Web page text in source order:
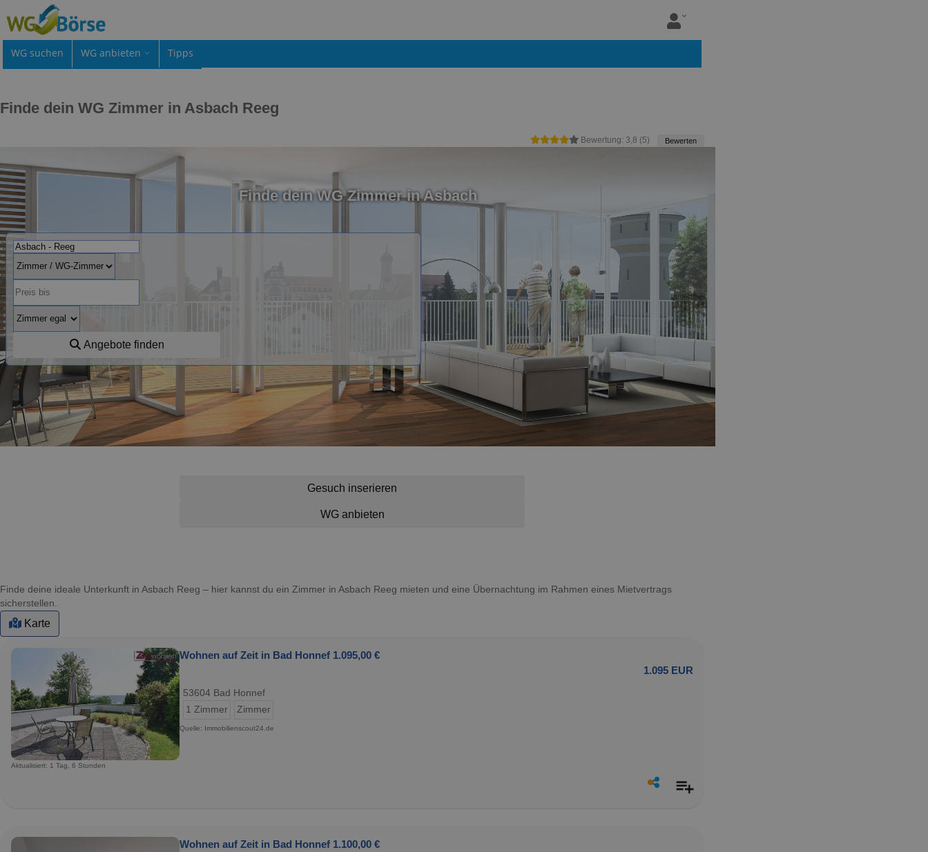
WG suchen WG anbieten Tipps
Finde dein WG Zimmer in Asbach Reeg
Bewertung: 3,8 (5) Bewerten
Finde dein WG Zimmer in Asbach
Angebote finden
Gesuch inserieren
WG anbieten
Finde deine ideale Unterkunft in Asbach Reeg – hier kannst du ein Zimmer in Asbach Reeg mieten und eine Übernachtung im Rahmen eines Mietvertrags
sicherstellen.
Karte
Wohnen auf Zeit in Bad Honnef 1.095,00 €
1.095 EUR
53604 Bad Honnef
1 Zimmer
Zimmer
Quelle: Immobilienscout24.de
Aktualisiert: 1 Tag, 6 Stunden
Wohnen auf Zeit in Bad Honnef 1.100,00 €